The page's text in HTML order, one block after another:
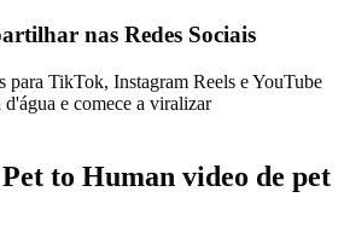
nas Redes Sociais
para TikTok, Instagram Reels e YouTube
e comece a viralizar
to Human video de pet